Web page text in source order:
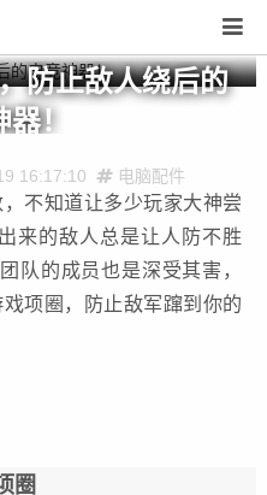
防止敌人绕后的
！
16:17:10 电脑配件
不知道让多少玩家大神尝
的敌人总是让人防不胜
队的成员也是深受其害，
项圈，防止敌军蹿到你的
圈